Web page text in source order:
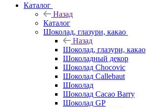
Каталог
Назад
Каталог
Шоколад, глазури, какао
Назад
Шоколад, глазури, какао
Шоколадный декор
Шоколад Chocovic
Шоколад Callebaut
Шоколад
Шоколад Cacao Barry
Шоколад GP